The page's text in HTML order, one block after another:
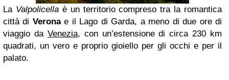
La Valpolicellaè un territorio compreso tra la romantica
città di Veronae il Lago di Garda, a meno di due ore di
viaggio da Venezia, con un’estensione di circa 230 km
quadrati, un vero e proprio gioiello per gli occhi e per il
palato.